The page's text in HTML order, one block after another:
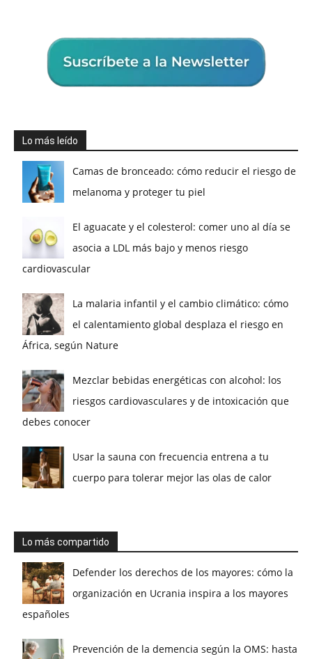
Lo más leído
Camas de bronceado: cómo reducir el riesgo de
melanoma y proteger tu piel
El aguacate y el colesterol: comer uno al día se
asocia a LDL más bajo y menos riesgo
cardiovascular
La malaria infantil y el cambio climático: cómo
el calentamiento global desplaza el riesgo en
África, según Nature
Mezclar bebidas energéticas con alcohol: los
riesgos cardiovasculares y de intoxicación que
debes conocer
Usar la sauna con frecuencia entrena a tu
cuerpo para tolerar mejor las olas de calor
Lo más compartido
Defender los derechos de los mayores: cómo la
organización en Ucrania inspira a los mayores
españoles
Prevención de la demencia según la OMS: hasta